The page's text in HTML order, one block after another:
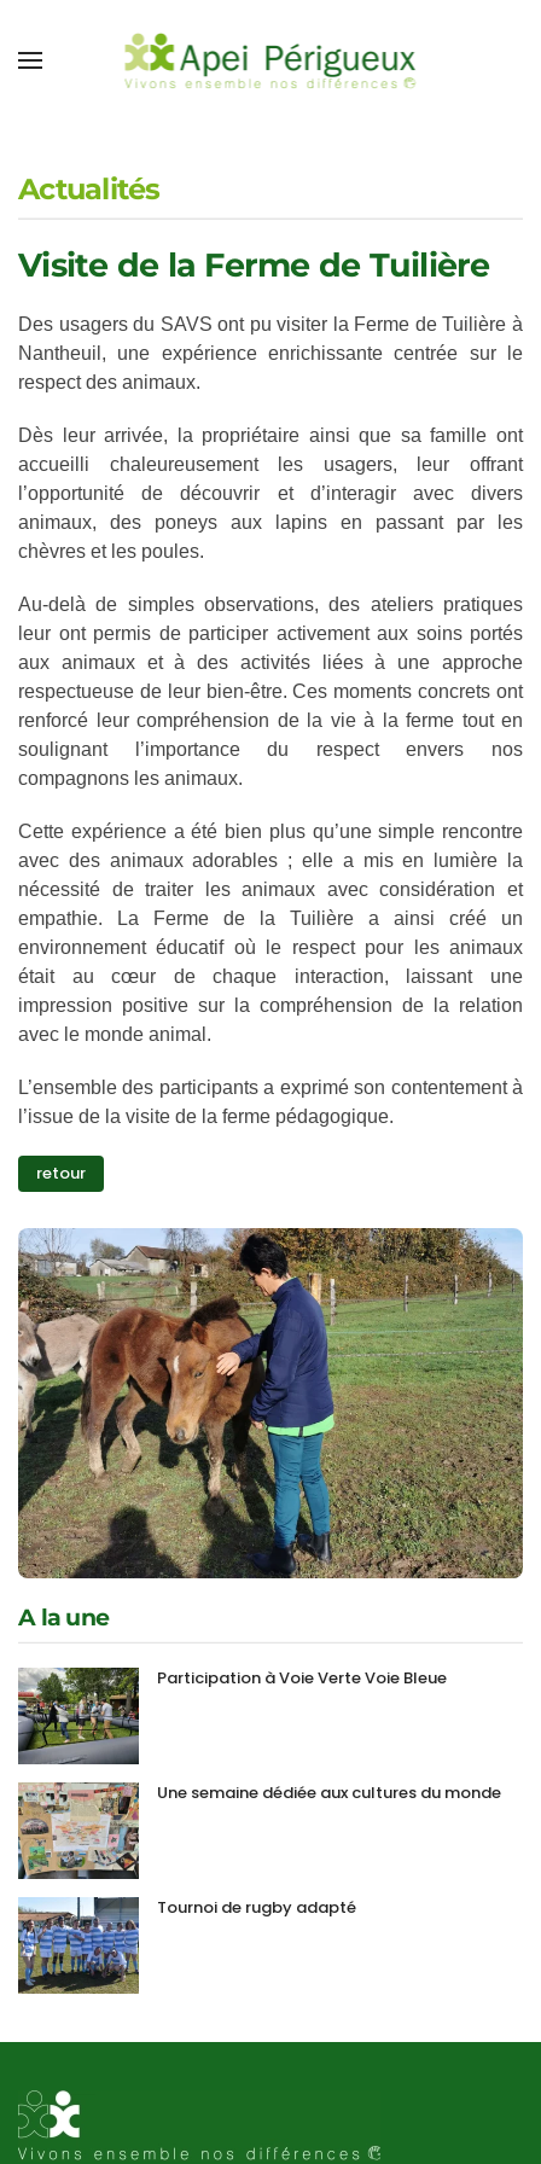
Accéder au contenu principal
Actualités
Visite de la Ferme de Tuilière
Des usagers du SAVS ont pu visiter la Ferme de Tuilière à
Nantheuil, une expérience enrichissante centrée sur le
respect des animaux.
Dès leur arrivée, la propriétaire ainsi que sa famille ont
accueilli chaleureusement les usagers, leur offrant
l’opportunité de découvrir et d’interagir avec divers
animaux, des poneys aux lapins en passant par les
chèvres et les poules.
Au-delà de simples observations, des ateliers pratiques
leur ont permis de participer activement aux soins portés
aux animaux et à des activités liées à une approche
respectueuse de leur bien-être. Ces moments concrets ont
renforcé leur compréhension de la vie à la ferme tout en
soulignant l’importance du respect envers nos
compagnons les animaux.
Cette expérience a été bien plus qu’une simple rencontre
avec des animaux adorables ; elle a mis en lumière la
nécessité de traiter les animaux avec considération et
empathie. La Ferme de la Tuilière a ainsi créé un
environnement éducatif où le respect pour les animaux
était au cœur de chaque interaction, laissant une
impression positive sur la compréhension de la relation
avec le monde animal.
L’ensemble des participants a exprimé son contentement à
l’issue de la visite de la ferme pédagogique.
retour
A la une
Participation à Voie Verte Voie Bleue
Une semaine dédiée aux cultures du monde
Tournoi de rugby adapté